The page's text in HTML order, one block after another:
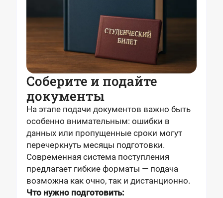
Соберите и подайте
документы
На этапе подачи документов важно быть
особенно внимательным: ошибки в
данных или пропущенные сроки могут
перечеркнуть месяцы подготовки.
Современная система поступления
предлагает гибкие форматы — подача
возможна как очно, так и дистанционно.
Что нужно подготовить: